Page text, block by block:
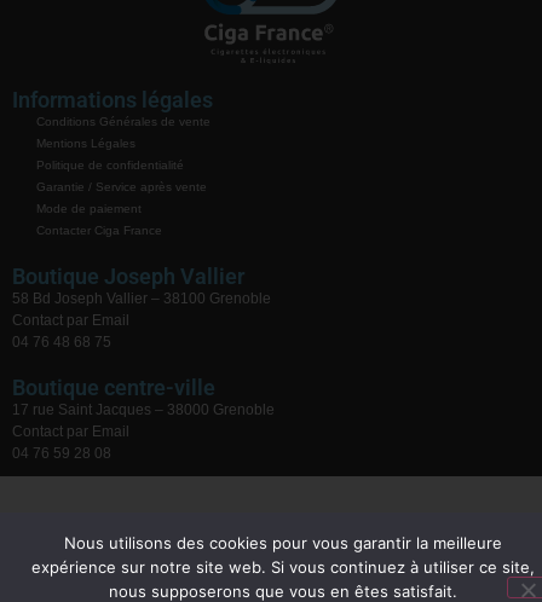
Informations légales
Conditions Générales de vente
Mentions Légales
Politique de confidentialité
Garantie / Service après vente
Mode de paiement
Contacter Ciga France
Boutique Joseph Vallier
58 Bd Joseph Vallier – 38100 Grenoble
Contact par Email
04 76 48 68 75
Boutique centre-ville
17 rue Saint Jacques – 38000 Grenoble
Contact par Email
04 76 59 28 08
Nous utilisons des cookies pour vous garantir la meilleure
expérience sur notre site web. Si vous continuez à utiliser ce site,
nous supposerons que vous en êtes satisfait.